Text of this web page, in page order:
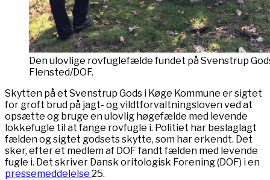
Den ulovlige rovfuglefælde fundet på Svenstrup
Flensted/DOF.
Skytten på et Svenstrup Gods i Køge Kommune er sigtet
for groft brud på jagt- og vildtforvaltningsloven ved at
opsætte og bruge en ulovlig høgefælde med levende
lokkefugle til at fange rovfugle i. Politiet har beslaglagt
fælden og sigtet godsets skytte, som har erkendt. Det
sker, efter et medlem af DOF fandt fælden med levende
fugle i. Det skriver Dansk oritologisk Forening (DOF) i en
pressemeddelelse 25.